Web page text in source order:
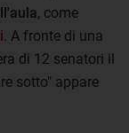
, come
. A fronte di una
di 12 senatori il
sotto" appare